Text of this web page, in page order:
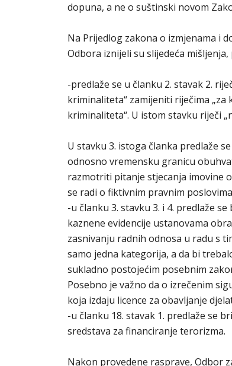
dopuna, a ne o suštinski novom
Na Prijedlog zakona o izmjenama i
Odbora iznijeli su slijedeća
-predlaže se u članku 2. stavak 2.
kriminaliteta“ zamijeniti riječima
kriminaliteta“. U istom stavku riječi
U stavku 3. istoga članka predlaže
odnosno vremensku granicu
razmotriti pitanje stjecanja imovine
se radi o fiktivnim pravnim
-u članku 3. stavku 3. i 4. predlaže
kaznene evidencije ustanovama
zasnivanju radnih odnosa u radu s
samo jedna kategorija, a da bi
sukladno postojećim posebnim
Posebno je važno da o izrečenim
koja izdaju licence za obavljanje
-u članku 18. stavak 1. predlaže se
sredstava za financiranje terorizma.
Nakon provedene rasprave, Odbor